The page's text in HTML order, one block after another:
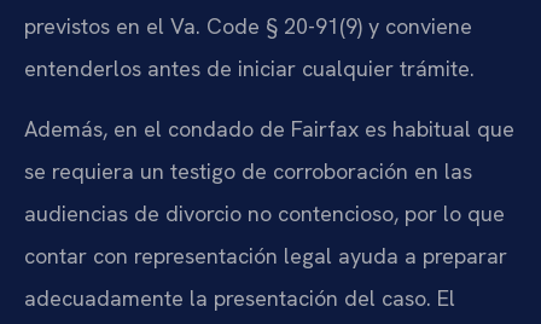
previstos en el Va. Code § 20-91(9) y conviene
entenderlos antes de iniciar cualquier trámite.
Además, en el condado de Fairfax es habitual que
se requiera un testigo de corroboración en las
audiencias de divorcio no contencioso, por lo que
contar con representación legal ayuda a preparar
adecuadamente la presentación del caso. El